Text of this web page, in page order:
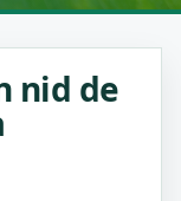
nid de